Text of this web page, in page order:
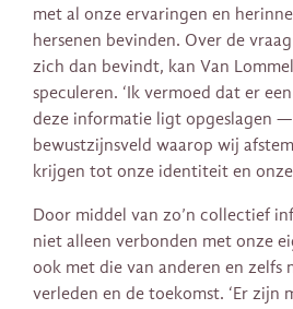
met al onze ervaringen en
hersenen bevinden. Over de
zich dan bevindt, kan Van
speculeren. ‘Ik vermoed dat er
deze informatie ligt opgeslagen
bewustzijnsveld waarop wij
krijgen tot onze identiteit en onze
Door middel van zo’n collectief
niet alleen verbonden met onze
ook met die van anderen en
verleden en de toekomst. ‘Er zijn